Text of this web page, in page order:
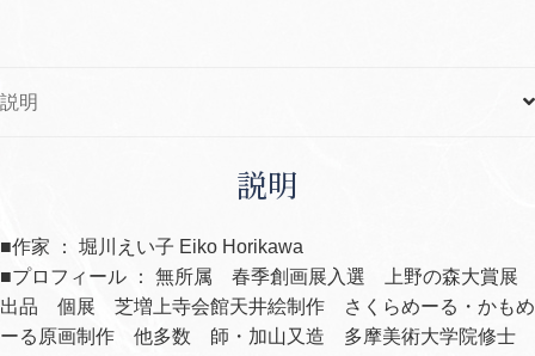
説明
説明
■作家 ： 堀川えい子 Eiko Horikawa
■プロフィール ： 無所属 春季創画展入選 上野の森大賞展
出品 個展 芝増上寺会館天井絵制作 さくらめーる・かもめ
ーる原画制作 他多数 師・加山又造 多摩美術大学院修士